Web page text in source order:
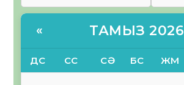
« ТАМЫЗ 2026
ДС СС СӘ БС ЖМ